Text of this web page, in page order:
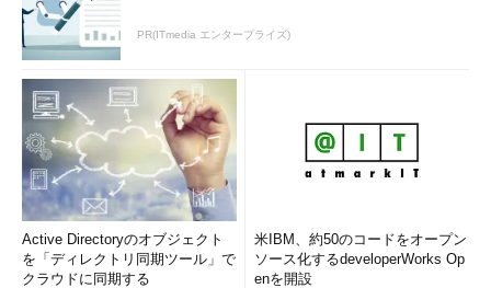
PR(ITmedia エンタープライズ)
Active Directoryのオブジェクト
を「ディレクトリ同期ツール」で
クラウドに同期する
米IBM、約50のコードをオープン
ソース化するdeveloperWorks Op
enを開設